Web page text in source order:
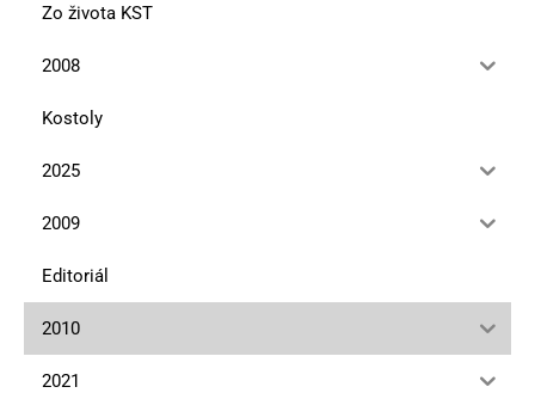
Zo života KST
2008
Kostoly
2025
2009
Editoriál
2010
2021